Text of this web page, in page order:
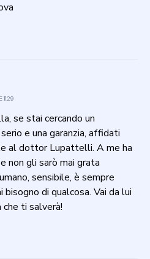
se stai cercando un
e una garanzia, affidati
al dottor Lupattelli. A me ha
non gli sarò mai grata
sensibile, è sempre
bisogno di qualcosa. Vai da lui
ti salverà!